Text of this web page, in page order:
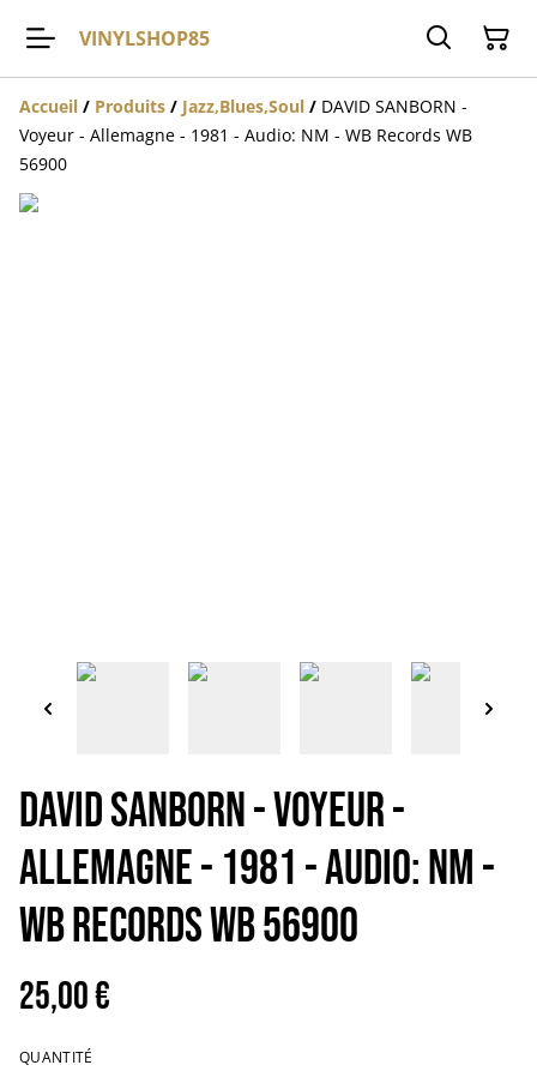
VINYLSHOP85
Accueil / Produits / Jazz,Blues,Soul / DAVID SANBORN -
Voyeur - Allemagne - 1981 - Audio: NM - WB Records WB
56900
DAVID SANBORN - Voyeur -
Allemagne - 1981 - Audio: NM -
WB Records WB 56900
25,00 €
QUANTITÉ